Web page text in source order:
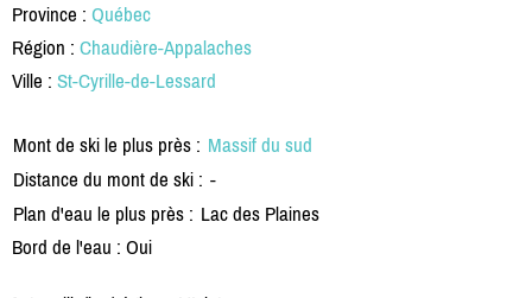
Province : Québec
Région : Chaudière-Appalaches
Ville : St-Cyrille-de-Lessard
Mont de ski le plus près : Massif du sud
Distance du mont de ski : -
Plan d'eau le plus près : Lac des Plaines
Bord de l'eau : Oui